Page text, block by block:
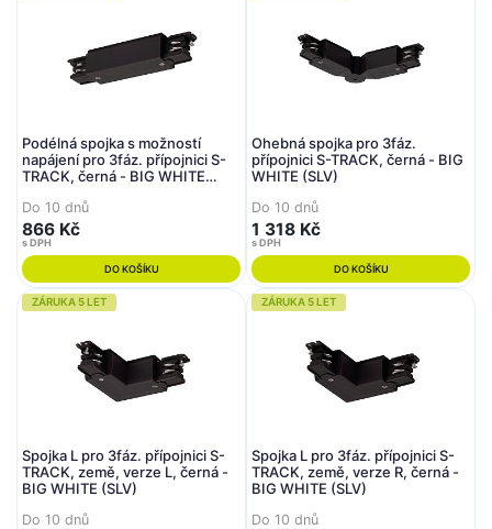
Podélná spojka s možností
napájení pro 3fáz. přípojnici S-
TRACK, černá - BIG WHITE
Do 10 dnů
866 Kč
s DPH
DO KOŠÍKU
Ohebná spojka pro 3fáz.
přípojnici S-TRACK, černá - BIG
WHITE (SLV)
Do 10 dnů
1 318 Kč
s DPH
DO KOŠÍKU
ZÁRUKA 5 LET
Spojka L pro 3fáz. přípojnici S-
TRACK, země, verze L, černá -
BIG WHITE (SLV)
Do 10 dnů
ZÁRUKA 5 LET
Spojka L pro 3fáz. přípojnici S-
TRACK, země, verze R, černá -
BIG WHITE (SLV)
Do 10 dnů